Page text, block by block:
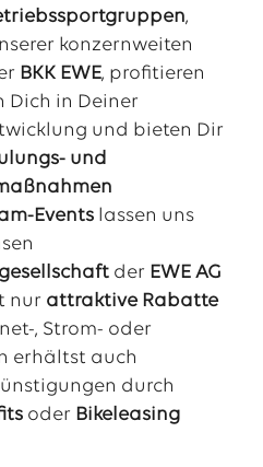
,
konzernweiten
BKK EWE, profitieren
Dich in Deiner
und bieten Dir
und
Events lassen uns
der EWE AG
nur attraktive Rabatte
, Strom- oder
erhältst auch
durch
oder Bikeleasing